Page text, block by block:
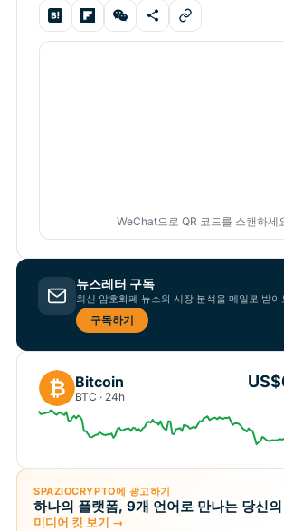
WeChat으로 QR 코드를 스캔하세
뉴스레터 구독
최신 암호화폐 뉴스와 시장 분석을 메일로 받아
구독하기
₿ Bitcoin
BTC · 24h
SPAZIOCRYPTO에 광고하기
하나의 플랫폼, 9개 언어로 만나는 당신
미디어 킷 보기 →